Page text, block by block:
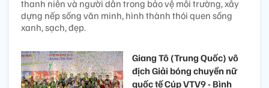
thanh niên và người dân trong bảo vệ môi trường, xây
dựng nếp sống văn minh, hình thành thói quen sống
xanh, sạch, đẹp.
Giang Tô (Trung Quốc) vô
địch Giải bóng chuyền nữ
quốc tế Cúp VTV9 - Bình